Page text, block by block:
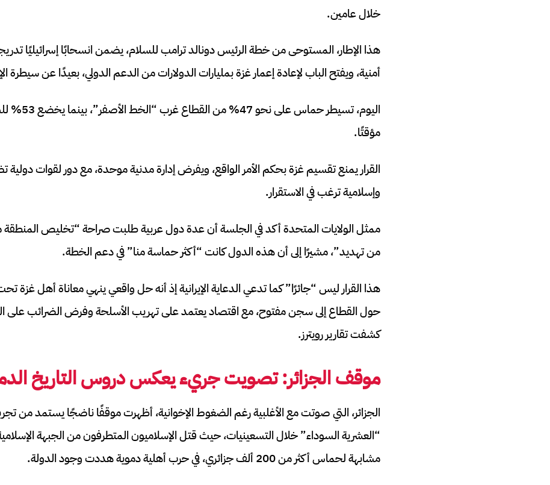
خلال عامين.
هذا الإطار، المستوحى من خطة الرئيس دونالد ترامب للسلام، يضمن انسحابًا إسرائيليًا
أمنية، ويفتح الباب لإعادة إعمار غزة بمليارات الدولارات من الدعم الدولي، بعيدًا عن سيطرة
اليوم، تسيطر حماس
مؤقتًا.
القرار يمنع تقسيم غزة بحكم الأمر الواقع، ويفرض إدارة مدنية موحدة، مع دور لقوات دولية
وإسلامية ترغب في الاستقرار.
ممثل الولايات المتحدة أكد في الجلسة أن عدة دول عربية طلبت صراحة “تخليص
من تهديد”، مشيرًا إلى أن هذه الدول كانت “أكثر حماسة منا” في دعم الخطة.
هذا القرار ليس “جائرًا” كما تدعي الدعاية الإيرانية إذ أنه حل واقعي ينهي معاناة أهل
حول القطاع إلى سجن مفتوح، مع اقتصاد يعتمد على تهريب الأسلحة وفرض الضرائب على
كشفت تقارير رويترز.
موقف الجزائر: تصويت جريء يعكس دروس التاريخ
الجزائر، التي صوتت مع الأغلبية رغم الضغوط الإخوانية، أظهرت موقفًا ناضجًا يستمد من
“العشرية السوداء” خلال التسعينيات، حيث قتل الإسلاميون المتطرفون من الجبهة
مشابهة لحماس أكثر من 200 ألف جزائري، في حرب أهلية دموية هددت وجود الدولة.